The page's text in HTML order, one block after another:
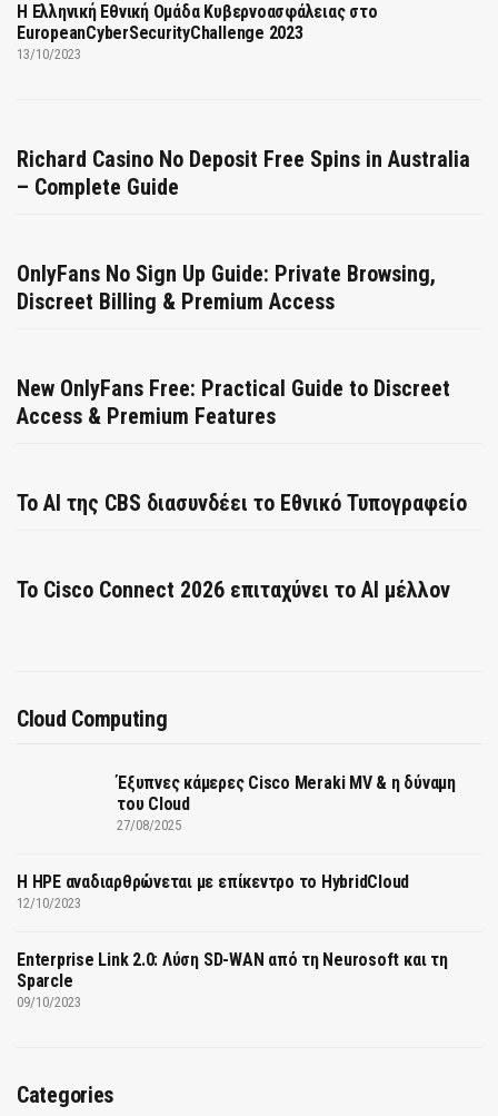
Η Ελληνική Εθνική Ομάδα Κυβερνοασφάλειας στο
EuropeanCyberSecurityChallenge 2023
13/10/2023
Richard Casino No Deposit Free Spins in Australia
– Complete Guide
OnlyFans No Sign Up Guide: Private Browsing,
Discreet Billing & Premium Access
New OnlyFans Free: Practical Guide to Discreet
Access & Premium Features
Το AI της CBS διασυνδέει το Εθνικό Τυπογραφείο
Το Cisco Connect 2026 επιταχύνει το AI μέλλον
Cloud Computing
Έξυπνες κάμερες Cisco Meraki MV & η δύναμη
του Cloud
27/08/2025
H HPE αναδιαρθρώνεται με επίκεντρο το HybridCloud
12/10/2023
Enterprise Link 2.0: Λύση SD-WAN από τη Neurosoft και τη
Sparcle
09/10/2023
Categories